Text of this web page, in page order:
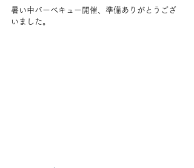
暑い中バーベキュー開催、準備ありがとうござ
いました。